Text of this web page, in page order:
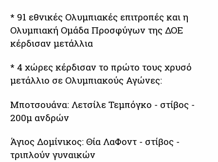
* 91 εθνικές Ολυμπιακές επιτροπές και η
Ολυμπιακή Ομάδα Προσφύγων της ΔΟΕ
κέρδισαν μετάλλια
* 4 χώρες κέρδισαν το πρώτο τους χρυσό
μετάλλιο σε Ολυμπιακούς Αγώνες:
Μποτσουάνα: Λετσίλε Τεμπόγκο - στίβος -
200μ ανδρών
Άγιος Δομίνικος: Θία ΛαΦοντ - στίβος -
τριπλούν γυναικών